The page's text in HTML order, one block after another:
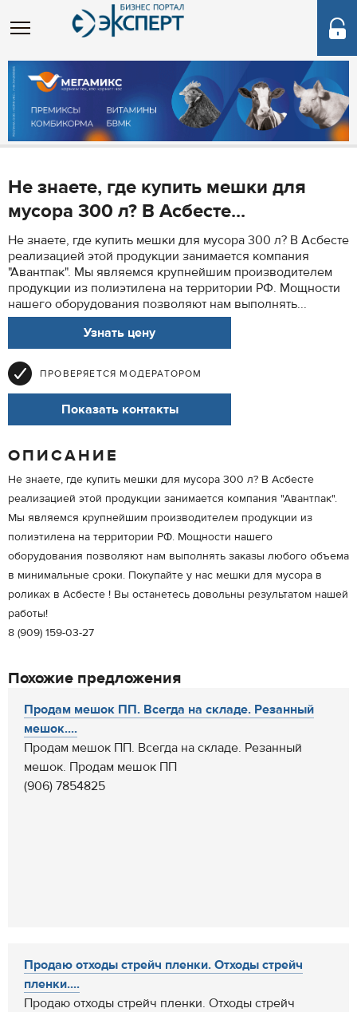
Не знаете, где купить мешки для
мусора 300 л? В Асбесте...
Не знаете, где купить мешки для мусора 300 л? В Асбесте
реализацией этой продукции занимается компания
"Авантпак". Мы являемся крупнейшим производителем
продукции из полиэтилена на территории РФ. Мощности
нашего оборудования позволяют нам выполнять...
Узнать цену
ПРОВЕРЯЕТСЯ МОДЕРАТОРОМ
Показать контакты
ОПИСАНИЕ
Не знаете, где купить мешки для мусора 300 л? В Асбесте
реализацией этой продукции занимается компания "Авантпак".
Мы являемся крупнейшим производителем продукции из
полиэтилена на территории РФ. Мощности нашего
оборудования позволяют нам выполнять заказы любого объема
в минимальные сроки. Покупайте у нас мешки для мусора в
роликах в Асбесте ! Вы останетесь довольны результатом нашей
работы!
8 (909) 159-03-27
Похожие предложения
Продам мешок ПП. Всегда на складе. Резанный
мешок....
Продам мешок ПП. Всегда на складе. Резанный
мешок. Продам мешок ПП
(906) 7854825
Продаю отходы стрейч пленки. Отходы стрейч
пленки....
Продаю отходы стрейч пленки. Отходы стрейч